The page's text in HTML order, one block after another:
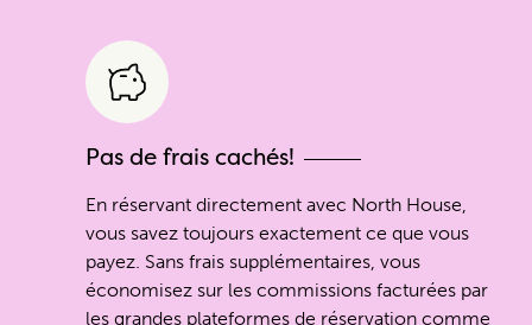
Pas de frais cachés!
En réservant directement avec North House,
vous savez toujours exactement ce que vous
payez. Sans frais supplémentaires, vous
économisez sur les commissions facturées par
les grandes plateformes de réservation comme